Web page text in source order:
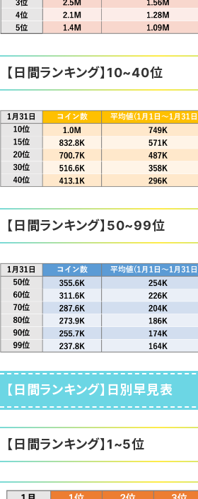
【日間ランキング】10~40位
【日間ランキング】50~99位
【日間ランキング】日別早見表
【日間ランキング】1~5位